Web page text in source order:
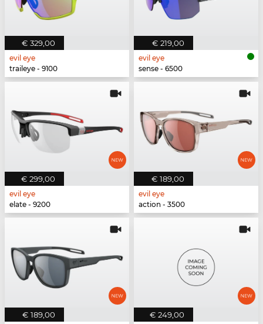
€ 329,00
evil eye
traileye - 9100
€ 219,00
evil eye
sense - 6500
€ 299,00
evil eye
elate - 9200
€ 189,00
evil eye
action - 3500
€ 189,00 € 249,00